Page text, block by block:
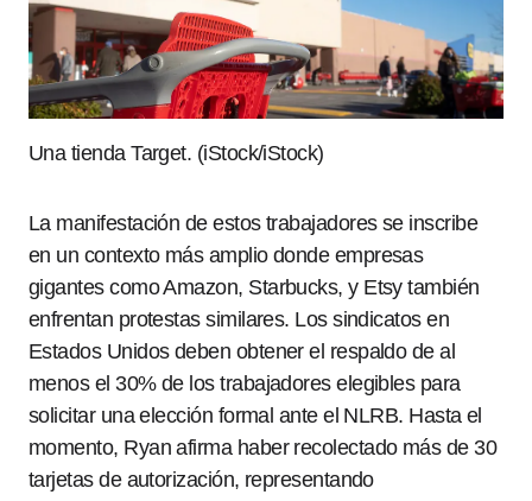
Una tienda Target. (iStock/iStock)
La manifestación de estos trabajadores se inscribe
en un contexto más amplio donde empresas
gigantes como Amazon, Starbucks, y Etsy también
enfrentan protestas similares. Los sindicatos en
Estados Unidos deben obtener el respaldo de al
menos el 30% de los trabajadores elegibles para
solicitar una elección formal ante el NLRB. Hasta el
momento, Ryan afirma haber recolectado más de 30
tarjetas de autorización, representando